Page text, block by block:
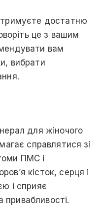
достатню
це з вашим
вам
вибрати
для жіночого
справлятися зі
ПМС і
кісток, серця і
і сприяє